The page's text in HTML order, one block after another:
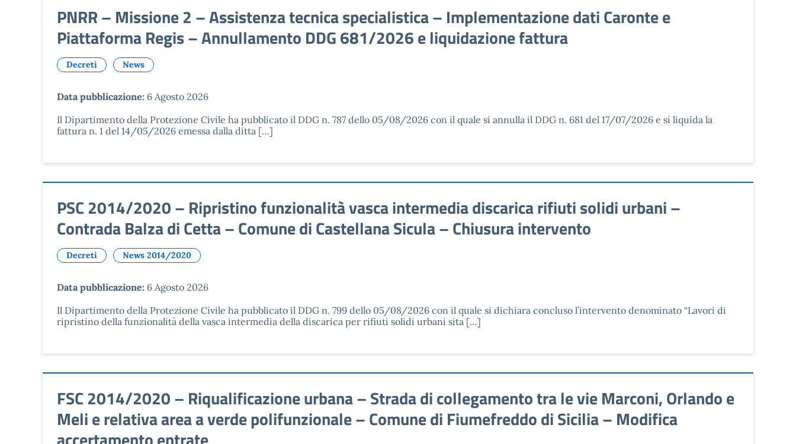
PNRR – Missione 2 – Assistenza tecnica specialistica – Implementazione dati Caronte e
Piattaforma Regis – Annullamento DDG 681/2026 e liquidazione fattura
Decreti News
Data pubblicazione: 6 Agosto 2026
Il Dipartimento della Protezione Civile ha pubblicato il DDG n. 787 dello 05/08/2026 con il quale si annulla il DDG n. 681 del 17/07/2026 e si liquida la
fattura n. 1 del 14/05/2026 emessa dalla ditta […]
PSC 2014/2020 – Ripristino funzionalità vasca intermedia discarica rifiuti solidi urbani –
Contrada Balza di Cetta – Comune di Castellana Sicula – Chiusura intervento
Decreti News 2014/2020
Data pubblicazione: 6 Agosto 2026
Il Dipartimento della Protezione Civile ha pubblicato il DDG n. 799 dello 05/08/2026 con il quale si dichiara concluso l’intervento denominato “Lavori di
ripristino della funzionalità della vasca intermedia della discarica per rifiuti solidi urbani sita […]
FSC 2014/2020 – Riqualificazione urbana – Strada di collegamento tra le vie Marconi, Orlando e
Meli e relativa area a verde polifunzionale – Comune di Fiumefreddo di Sicilia – Modifica